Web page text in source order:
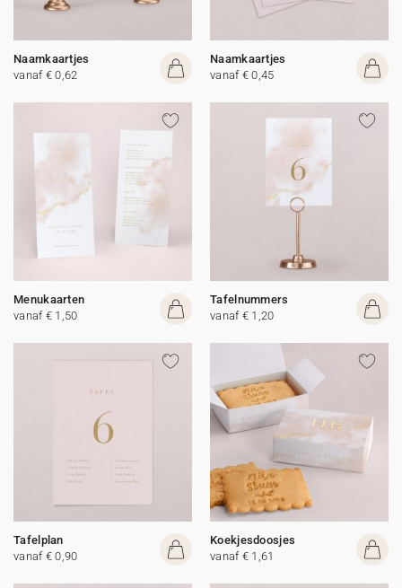
Naamkaartjes
vanaf € 0,62
Naamkaartjes
vanaf € 0,45
Menukaarten
vanaf € 1,50
Tafelnummers
vanaf € 1,20
Tafelplan
vanaf € 0,90
Koekjesdoosjes
vanaf € 1,61